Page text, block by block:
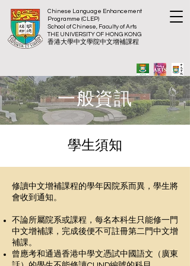
Chinese Language Enhancement
Programme (CLEP)
School of Chinese, Faculty of Arts
THE UNIVERSITY OF HONG KONG
​香港大學中文學院中文增補課程
一般資訊
學生須知
修讀中文增補課程的學年因院系而異，學生將
會收到通知。
不論所屬院系或課程，每名本科生只能修一門
中文增補課，完成後便不可註冊第二門中文增
補課。
曾應考和通過香港中學文憑試中國語文（廣東